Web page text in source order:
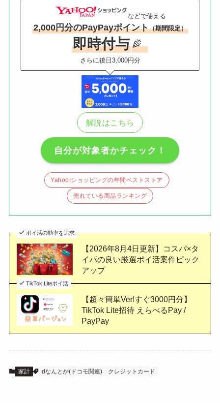
などで使える
2,000円分のPayPayポイント（期間限定）
即時付与
さらに後日3,000円分
解説はこちら
自分が対象者かチェック！
Yahoo!ショッピングの年間ベストストア
売れている商品ランキング
ポイ活の効率を追求
【2026年8月4日更新】コスパ×タ
イパの良い厳選ポイ活案件ピック
アップ
TikTok Liteポイ活
【超々簡単Ver!すぐ3000円分】
TikTok Lite招待 えらべるPay /
PayPay
家計 dなんとか(ドコモ関連) クレジットカード